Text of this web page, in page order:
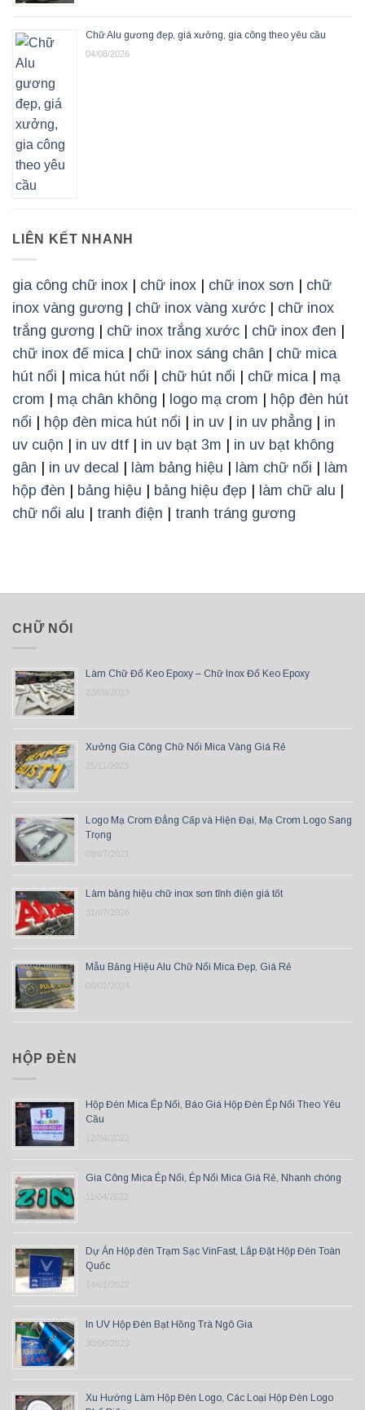
Chữ Alu gương đẹp, giá xưởng, gia công theo yêu cầu
04/08/2026
LIÊN KẾT NHANH
gia công chữ inox | chữ inox | chữ inox sơn | chữ
inox vàng gương | chữ inox vàng xước | chữ inox
trắng gương | chữ inox trắng xước | chữ inox đen |
chữ inox đế mica | chữ inox sáng chân | chữ mica
hút nổi | mica hút nổi | chữ hút nổi | chữ mica | mạ
crom | mạ chân không | logo mạ crom | hộp đèn hút
nổi | hộp đèn mica hút nổi | in uv | in uv phẳng | in
uv cuộn | in uv dtf | in uv bạt 3m | in uv bạt không
gân | in uv decal | làm bảng hiệu | làm chữ nổi | làm
hộp đèn | bảng hiệu | bảng hiệu đẹp | làm chữ alu |
chữ nổi alu | tranh điện | tranh tráng gương
CHỮ NỔI
Làm Chữ Đổ Keo Epoxy – Chữ Inox Đổ Keo Epoxy
23/08/2023
Xưởng Gia Công Chữ Nổi Mica Vàng Giá Rẻ
25/11/2023
Logo Mạ Crom Đẳng Cấp và Hiện Đại, Mạ Crom Logo Sang
Trọng
09/07/2021
Làm bảng hiệu chữ inox sơn tĩnh điện giá tốt
31/07/2026
Mẫu Bảng Hiệu Alu Chữ Nổi Mica Đẹp, Giá Rẻ
06/01/2024
HỘP ĐÈN
Hộp Đèn Mica Ép Nổi, Báo Giá Hộp Đèn Ép Nổi Theo Yêu
Cầu
12/04/2022
Gia Công Mica Ép Nổi, Ép Nổi Mica Giá Rẻ, Nhanh chóng
11/04/2022
Dự Án Hộp đèn Trạm Sạc VinFast, Lắp Đặt Hộp Đèn Toàn
Quốc
14/01/2022
In UV Hộp Đèn Bạt Hồng Trà Ngô Gia
30/06/2023
Xu Hướng Làm Hộp Đèn Logo, Các Loại Hộp Đèn Logo